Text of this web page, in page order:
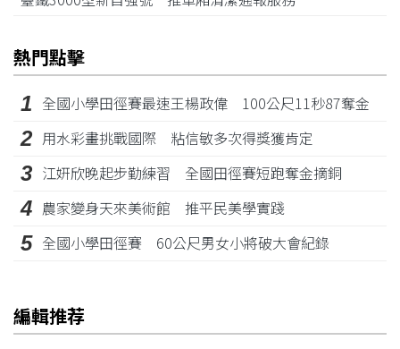
熱門點擊
1 全國小學田徑賽最速王楊政偉 100公尺11秒87奪金
2 用水彩畫挑戰國際 粘信敏多次得獎獲肯定
3 江姸欣晚起步勤練習 全國田徑賽短跑奪金摘銅
4 農家變身天來美術館 推平民美學實踐
5 全國小學田徑賽 60公尺男女小將破大會紀錄
編輯推荐